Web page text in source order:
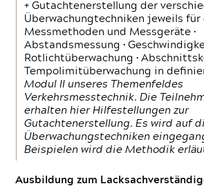
+ Gutachtenerstellung der
Überwachungtechniken jeweils für
Messmethoden und Messgeräte •
Abstandsmessung •
Rotlichtüberwachung •
Tempolimitüberwachung in
Modul II unseres Themenfeldes
Verkehrsmesstechnik. Die
erhalten hier Hilfestellungen zur
Gutachtenerstellung. Es wird auf
Überwachungstechniken
Beispielen wird die Methodik
Ausbildung zum